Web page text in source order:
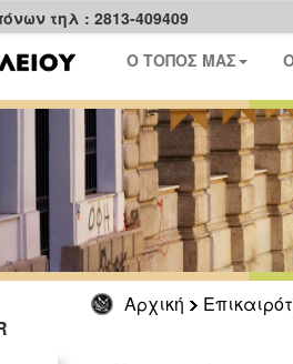
τηλ : 2813-409409
Ο ΤΟΠΟΣ ΜΑΣ
Αρχική